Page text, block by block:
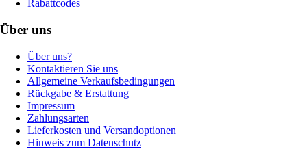
Rabattcodes
Über uns
Über uns?
Kontaktieren Sie uns
Allgemeine Verkaufsbedingungen
Rückgabe & Erstattung
Impressum
Zahlungsarten
Lieferkosten und Versandoptionen
Hinweis zum Datenschutz